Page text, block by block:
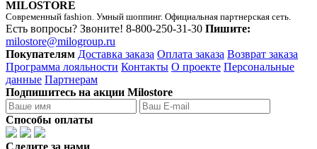
MILOSTORE
Современный fashion. Умный шоппинг. Официальная партнерская сеть.
Есть вопросы? Звоните! 8-800-250-31-30 Пишите:
milostore@milogroup.ru
Покупателям Доставка заказа Оплата заказа Возврат заказа
Программа лояльности Контакты О проекте Персональные
данные Партнерам
Подпишитесь на акции Milostore
Способы оплаты
Следите за нами